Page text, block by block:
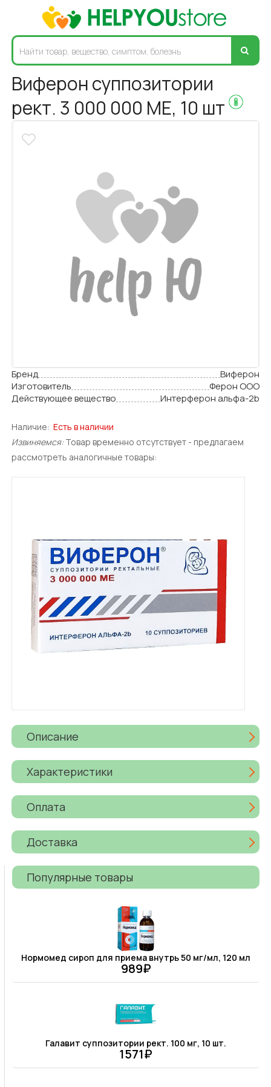
Виферон суппозитории
рект. 3 000 000 МЕ, 10 шт
Бренд
Виферон
Изготовитель
Ферон ООО
Действующее вещество
Интерферон альфа-2b
Наличие: Есть в наличии
Извиняемся: Товар временно отсутствует - предлагаем
рассмотреть аналогичные товары:
Описание
Характеристики
Оплата
Доставка
Популярные товары
Нормомед сироп для приема внутрь 50 мг/мл, 120 мл
989₽
Галавит суппозитории рект. 100 мг, 10 шт.
1571₽